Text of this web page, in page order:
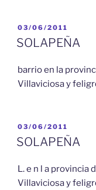
PUBLICADO
EL
03/06/2011
SOLAPEÑA
barrio en la
Villaviciosa y
PUBLICADO
EL
03/06/2011
SOLAPEÑA
L. e n l a provincia
Villaviciosa y